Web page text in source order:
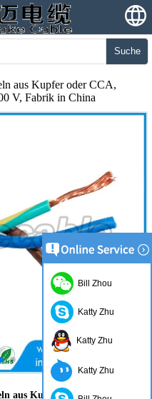
Suche
aus Kupfer oder CCA,
V, Fabrik in China
aus Kupfer oder CCA,
Bill Zhou
Katty Zhu
Katty Zhu
Katty Zhu